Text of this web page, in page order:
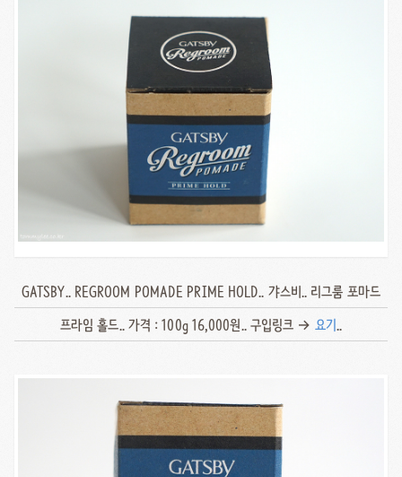
GATSBY.. REGROOM POMADE PRIME HOLD.. 갸스비.. 리그룸 포마드
프라임 홀드.. 가격 : 100g 16,000원.. 구입링크 → 요기..